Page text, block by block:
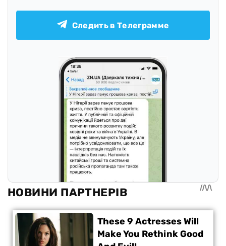
Следить в Телеграмме